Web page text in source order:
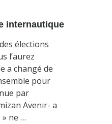
internautique
élections
l’aurez
a changé de
pour
par
Avenir- a
» ne …